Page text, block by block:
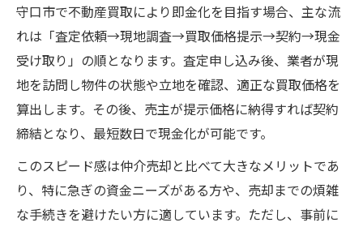
守口市で不動産買取により即金化を目指す場合、主な流
れは「査定依頼→現地調査→買取価格提示→契約→現金
受け取り」の順となります。査定申し込み後、業者が現
地を訪問し物件の状態や立地を確認、適正な買取価格を
算出します。その後、売主が提示価格に納得すれば契約
締結となり、最短数日で現金化が可能です。
このスピード感は仲介売却と比べて大きなメリットであ
り、特に急ぎの資金ニーズがある方や、売却までの煩雑
な手続きを避けたい方に適しています。ただし、事前に